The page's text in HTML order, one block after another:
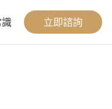
立即諮詢